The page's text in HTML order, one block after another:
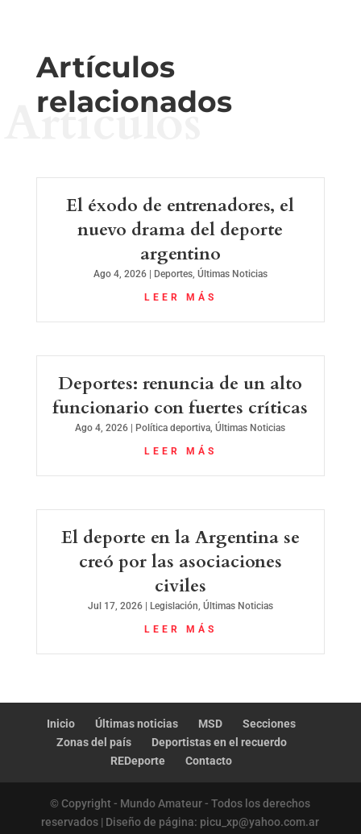
Artículos
relacionados
Artículos
El éxodo de entrenadores, el
nuevo drama del deporte
argentino
Ago 4, 2026| Deportes, Últimas Noticias
LEER MÁS
Deportes: renuncia de un alto
funcionario con fuertes críticas
Ago 4, 2026 Política deportiva,Últimas Noticias
LEER MÁS
El deporte en la Argentina se
creó por las asociaciones
civiles
Jul 17, 2026| Legislación, Últimas Noticias
LEER MÁS
Inicio Últimas noticias MSD
Secciones
Zonas del país
Deportistas en el recuerdo
REDeporte
Contacto
© Copyright - Mundo Amateur - Todos los derechos
reservados | Diseño de página: picu_xp@yahoo.com.ar